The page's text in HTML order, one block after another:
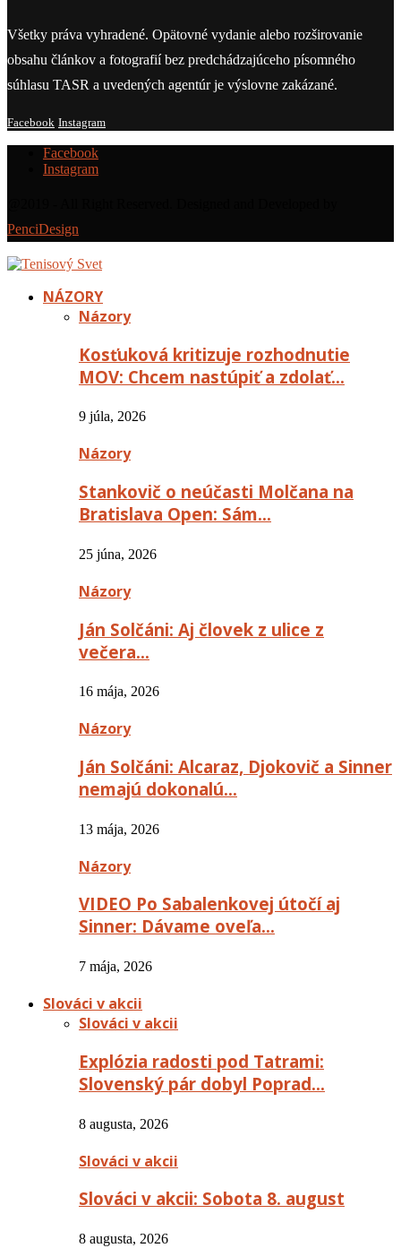
Všetky práva vyhradené. Opätovné vydanie alebo rozširovanie
obsahu článkov a fotografií bez predchádzajúceho písomného
súhlasu TASR a uvedených agentúr je výslovne zakázané.
Facebook Instagram
Facebook
Instagram
PenciDesign
NÁZORY
Názory
Kosťuková kritizuje rozhodnutie
MOV: Chcem nastúpiť a zdolať…
9 júla, 2026
Názory
Stankovič o neúčasti Molčana na
Bratislava Open: Sám…
25 júna, 2026
Názory
Ján Solčáni: Aj človek z ulice z
večera…
16 mája, 2026
Názory
Ján Solčáni: Alcaraz, Djokovič a Sinner
nemajú dokonalú…
13 mája, 2026
Názory
VIDEO Po Sabalenkovej útočí aj
Sinner: Dávame oveľa…
7 mája, 2026
Slováci v akcii
Slováci v akcii
Explózia radosti pod Tatrami:
Slovenský pár dobyl Poprad…
8 augusta, 2026
Slováci v akcii
Slováci v akcii: Sobota 8. august
8 augusta, 2026